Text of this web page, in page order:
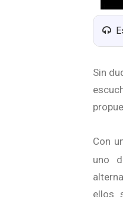
Sin
Con
uno
ellos